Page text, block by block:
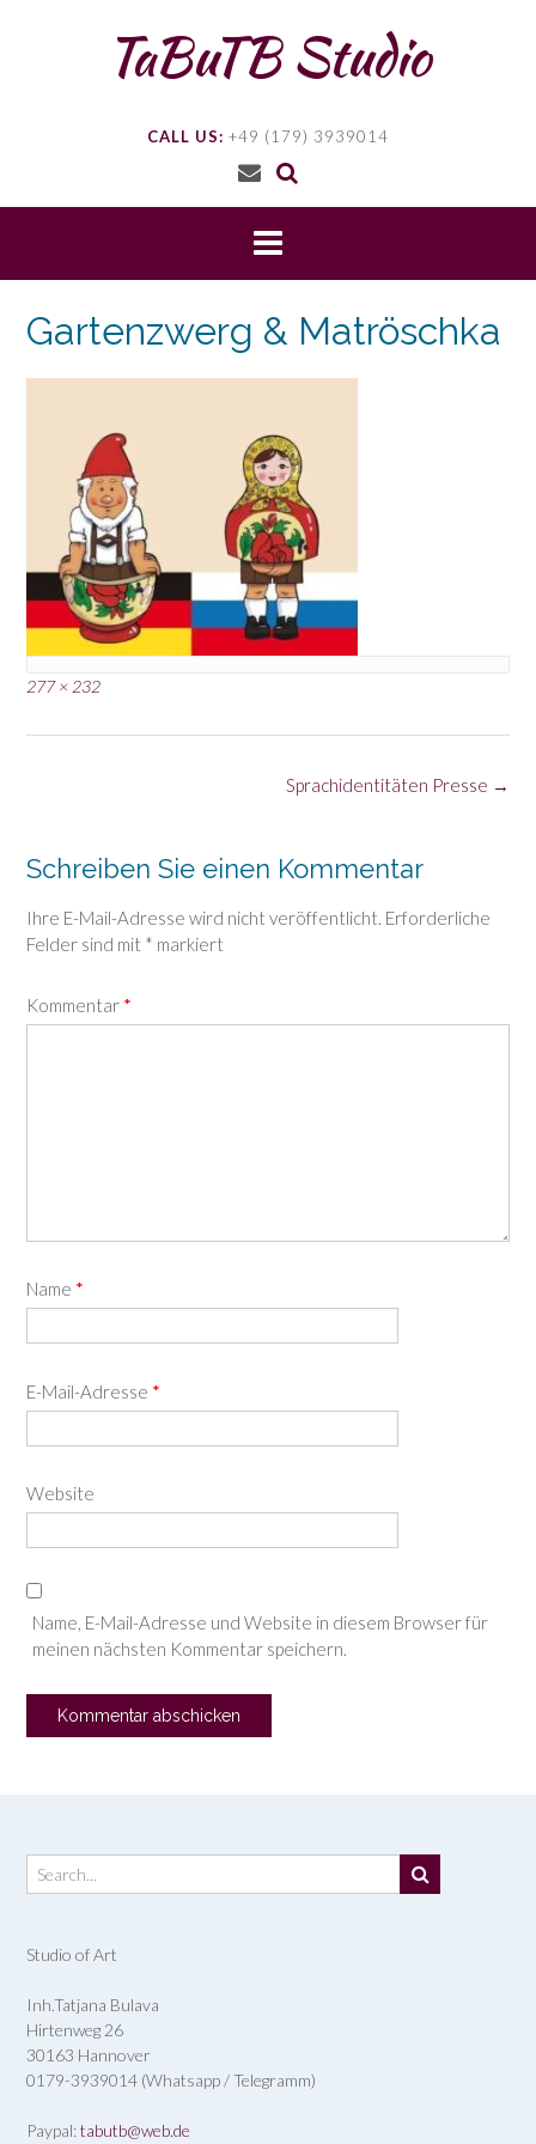
TaBuTB Studio
CALL US: +49 (179) 3939014
Gartenzwerg & Matröschka
Full
277 × 232
Sprachidentitäten Presse →
Schreiben Sie einen Kommentar
Ihre E-Mail-Adresse wird nicht veröffentlicht. Erforderliche
Felder sind mit * markiert
Kommentar *
Name *
E-Mail-Adresse *
Website
Name, E-Mail-Adresse und Website in diesem Browser für
meinen nächsten Kommentar speichern.
Studio of Art
Inh.Tatjana Bulava
Hirtenweg 26
30163 Hannover
0179-3939014 (Whatsapp / Telegramm)
Paypal:tabutb@web.de